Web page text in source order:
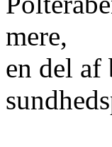
mere,
en del af